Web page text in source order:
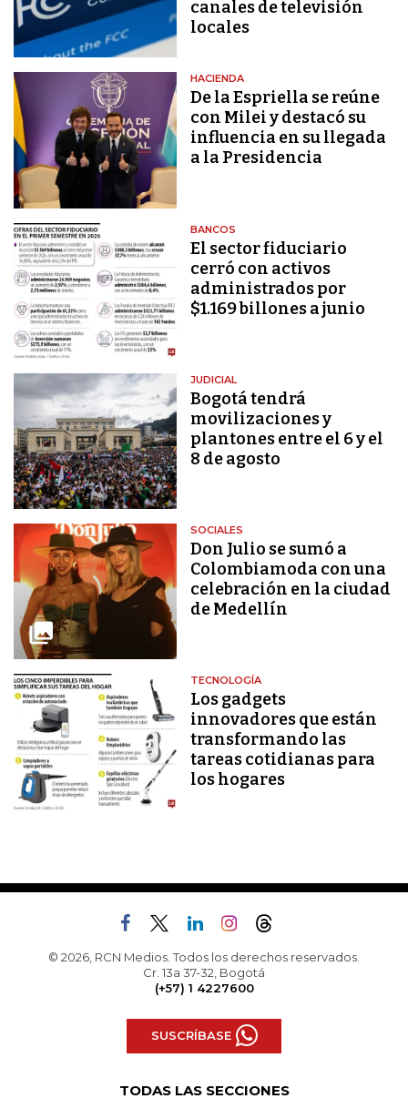
canales de televisión
locales
HACIENDA
De la Espriella se reúne
con Milei y destacó su
influencia en su llegada
a la Presidencia
BANCOS
El sector fiduciario
cerró con activos
administrados por
$1.169 billones a junio
JUDICIAL
Bogotá tendrá
movilizaciones y
plantones entre el 6 y el
8 de agosto
SOCIALES
Don Julio se sumó a
Colombiamoda con una
celebración en la ciudad
de Medellín
TECNOLOGÍA
Los gadgets
innovadores que están
transformando las
tareas cotidianas para
los hogares
© 2026, RCN Medios. Todos los derechos reservados.
Cr. 13a 37-32, Bogotá
(+57) 1 4227600
SUSCRÍBASE
TODAS LAS SECCIONES